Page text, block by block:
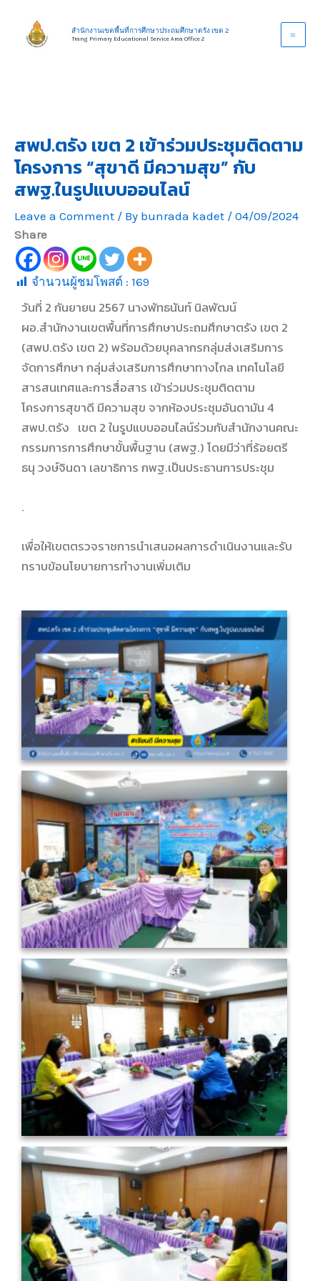
content
สำนักงานเขตพื้นที่การศึกษาประถมศึกษาตรัง เขต 2
Trang Primary Educational Service Area Office 2
สพป.ตรัง เขต 2 เข้าร่วมประชุมติดตาม
โครงการ “สุขาดี มีความสุข” กับ
สพฐ.ในรูปแบบออนไลน์
Leave a Comment / By bunrada kadet / 04/09/2024
Share
จำนวนผู้ชมโพสต์ : 169
วันที่ 2 กันยายน 2567 นางพัทธนันท์ นิลพัฒน์
ผอ.สำนักงานเขตพื้นที่การศึกษาประถมศึกษาตรัง เขต 2
(สพป.ตรัง เขต 2) พร้อมด้วยบุคลากรกลุ่มส่งเสริมการ
จัดการศึกษา กลุ่มส่งเสริมการศึกษาทางไกล เทคโนโลยี
สารสนเทศและการสื่อสาร เข้าร่วมประชุมติดตาม
โครงการสุขาดี มีความสุข จากห้องประชุมอันดามัน 4
สพป.ตรัง เขต 2 ในรูปแบบออนไลน์ร่วมกับสำนักงานคณะ
กรรมการการศึกษาขั้นพื้นฐาน (สพฐ.) โดยมีว่าที่ร้อยตรี
ธนุ วงษ์จินดา เลขาธิการ กพฐ.เป็นประธานการประชุม
.
เพื่อให้เขตตรวจราชการนำเสนอผลการดำเนินงานและรับ
ทราบข้อนโยบายการทำงานเพิ่มเติม